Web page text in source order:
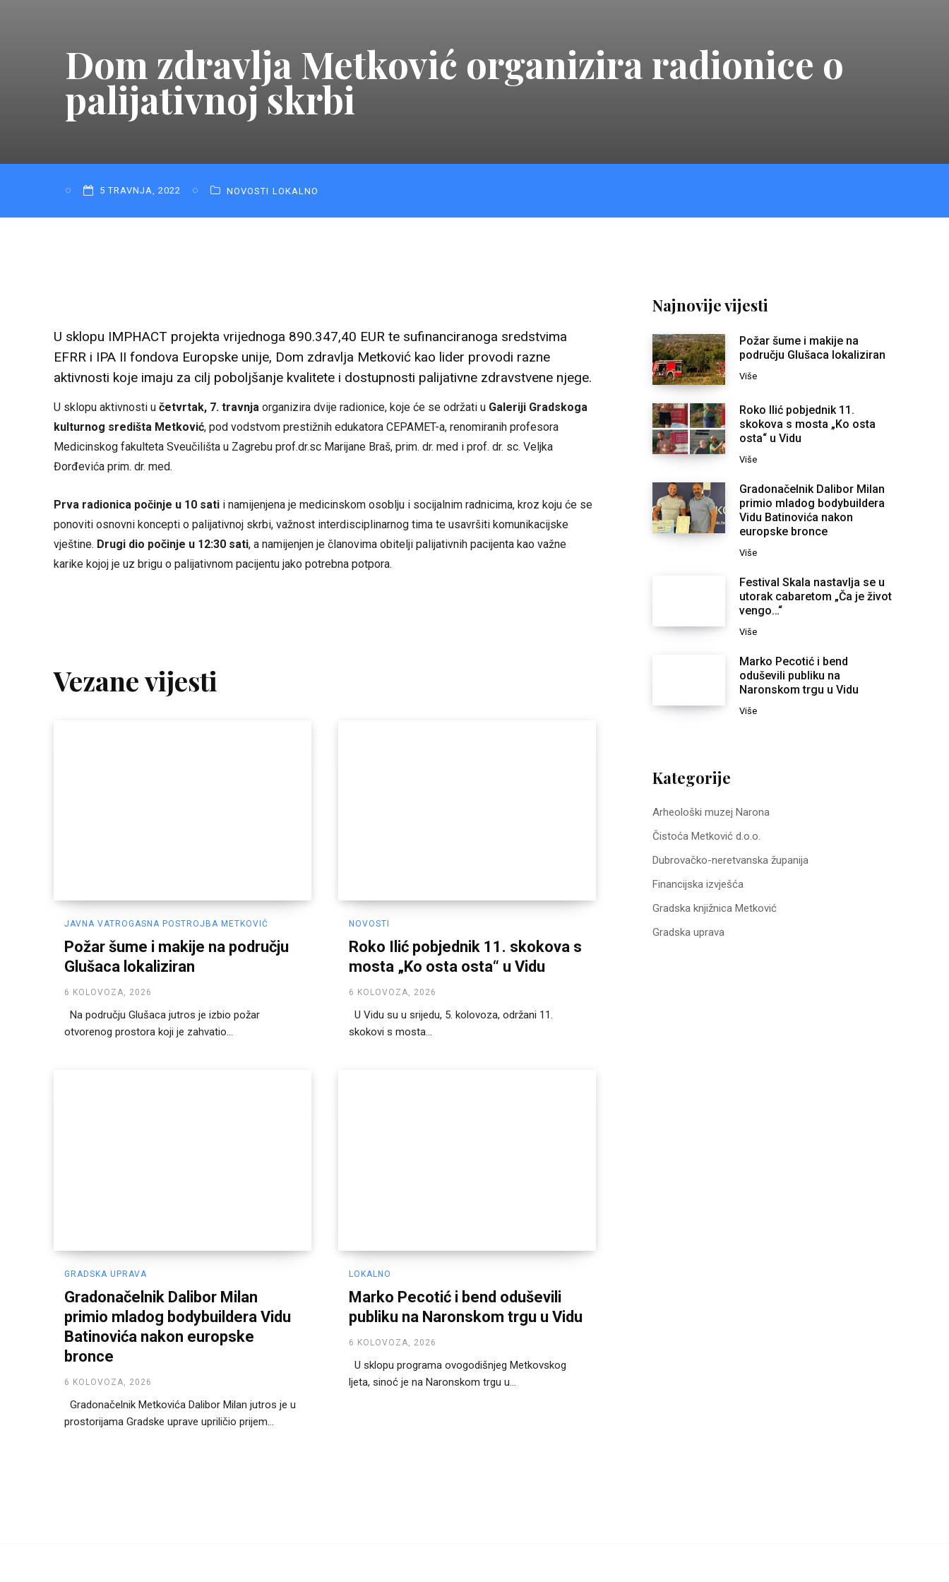
Dom zdravlja Metković organizira radionice o
palijativnoj skrbi
5 TRAVNJA, 2022 NOVOSTI LOKALNO
U sklopu IMPHACT projekta vrijednoga 890.347,40 EUR te sufinanciranoga sredstvima
EFRR i IPA II fondova Europske unije, Dom zdravlja Metković kao lider provodi razne
aktivnosti koje imaju za cilj poboljšanje kvalitete i dostupnosti palijativne zdravstvene njege.
U sklopu aktivnosti u četvrtak, 7. travnja organizira dvije radionice, koje će se održati u Galeriji Gradskoga
kulturnog središta Metković, pod vodstvom prestižnih edukatora CEPAMET-a, renomiranih profesora
Medicinskog fakulteta Sveučilišta u Zagrebu prof.dr.sc Marijane Braš, prim. dr. med i prof. dr. sc. Veljka
Đorđevića prim. dr. med.
Prva radionica počinje u 10 sati i namijenjena je medicinskom osoblju i socijalnim radnicima, kroz koju će se
ponoviti osnovni koncepti o palijativnoj skrbi, važnost interdisciplinarnog tima te usavršiti komunikacijske
vještine. Drugi dio počinje u 12:30 sati, a namijenjen je članovima obitelji palijativnih pacijenta kao važne
karike kojoj je uz brigu o palijativnom pacijentu jako potrebna potpora.
Vezane vijesti
JAVNA VATROGASNA POSTROJBA METKOVIĆ
Požar šume i makije na području
Glušaca lokaliziran
6 KOLOVOZA, 2026
Na području Glušaca jutros je izbio požar
otvorenog prostora koji je zahvatio...
NOVOSTI
Roko Ilić pobjednik 11. skokova s
mosta „Ko osta osta“ u Vidu
6 KOLOVOZA, 2026
U Vidu su u srijedu, 5. kolovoza, održani 11.
skokovi s mosta...
GRADSKA UPRAVA
Gradonačelnik Dalibor Milan
primio mladog bodybuildera Vidu
Batinovića nakon europske
bronce
6 KOLOVOZA, 2026
Gradonačelnik Metkovića Dalibor Milan jutros je u
prostorijama Gradske uprave upriličio prijem...
LOKALNO
Marko Pecotić i bend oduševili
publiku na Naronskom trgu u Vidu
6 KOLOVOZA, 2026
U sklopu programa ovogodišnjeg Metkovskog
ljeta, sinoć je na Naronskom trgu u...
Najnovije vijesti
Požar šume i makije na
području Glušaca lokaliziran
Više
Roko Ilić pobjednik 11.
skokova s mosta „Ko osta
osta“ u Vidu
Više
Gradonačelnik Dalibor Milan
primio mladog bodybuildera
Vidu Batinovića nakon
europske bronce
Više
Festival Skala nastavlja se u
utorak cabaretom „Ča je život
vengo…“
Više
Marko Pecotić i bend
oduševili publiku na
Naronskom trgu u Vidu
Više
Kategorije
Arheološki muzej Narona
Čistoća Metković d.o.o.
Dubrovačko-neretvanska županija
Financijska izvješća
Gradska knjižnica Metković
Gradska uprava